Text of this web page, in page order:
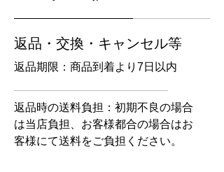
返品・交換・キャンセル等
返品期限：商品到着より7日以内
返品時の送料負担：初期不良の場合
は当店負担、お客様都合の場合はお
客様にて送料をご負担ください。